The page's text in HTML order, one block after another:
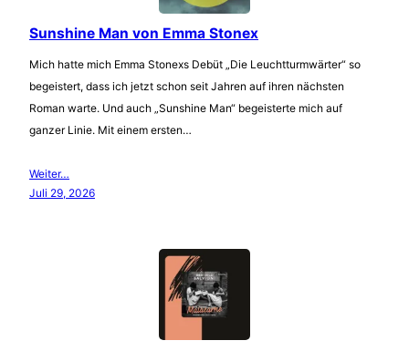
Sunshine Man von Emma Stonex
Mich hatte mich Emma Stonexs Debüt „Die Leuchtturmwärter“ so
begeistert, dass ich jetzt schon seit Jahren auf ihren nächsten
Roman warte. Und auch „Sunshine Man“ begeisterte mich auf
ganzer Linie. Mit einem ersten…
Weiter…
Juli 29, 2026